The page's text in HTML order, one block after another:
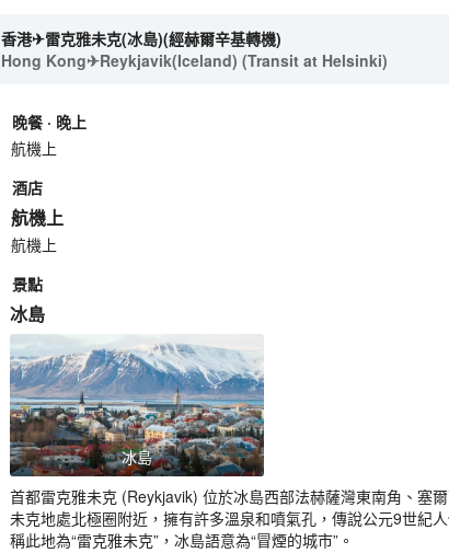
香港✈雷克雅未克(冰島)(經赫爾辛基轉機)
Hong Kong✈Reykjavik(Iceland) (Transit at Helsinki)
晚餐 · 晚上
航機上
酒店
航機上
航機上
景點
冰島
冰島
首都雷克雅未克 (Reykjavik) 位於冰島西部法赫薩灣東南角、塞
未克地處北極圈附近，擁有許多溫泉和噴氣孔，傳說公元9世紀
稱此地為“雷克雅未克”，冰島語意為“冒煙的城市”。